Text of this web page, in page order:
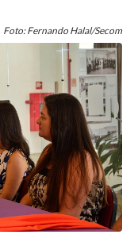
Foto: Fernando Halal/Secom